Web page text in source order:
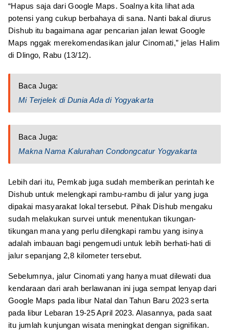
“Hapus saja dari Google Maps. Soalnya kita lihat ada
potensi yang cukup berbahaya di sana. Nanti bakal diurus
Dishub itu bagaimana agar pencarian jalan lewat Google
Maps nggak merekomendasikan jalur Cinomati,” jelas Halim
di Dlingo, Rabu (13/12).
Baca Juga:
Mi Terjelek di Dunia Ada di Yogyakarta
Baca Juga:
Makna Nama Kalurahan Condongcatur Yogyakarta
Lebih dari itu, Pemkab juga sudah memberikan perintah ke
Dishub untuk melengkapi rambu-rambu di jalur yang juga
dipakai masyarakat lokal tersebut. Pihak Dishub mengaku
sudah melakukan survei untuk menentukan tikungan-
tikungan mana yang perlu dilengkapi rambu yang isinya
adalah imbauan bagi pengemudi untuk lebih berhati-hati di
jalur sepanjang 2,8 kilometer tersebut.
Sebelumnya, jalur Cinomati yang hanya muat dilewati dua
kendaraan dari arah berlawanan ini juga sempat lenyap dari
Google Maps pada libur Natal dan Tahun Baru 2023 serta
pada libur Lebaran 19-25 April 2023. Alasannya, pada saat
itu jumlah kunjungan wisata meningkat dengan signifikan.